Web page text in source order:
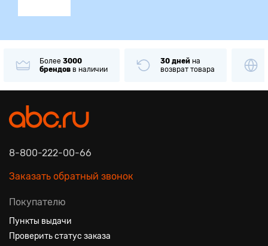
Более 3000
брендов в наличии
30 дней на
возврат товара
8-800-222-00-66
Заказать обратный звонок
Покупателю
Пункты выдачи
Проверить статус заказа